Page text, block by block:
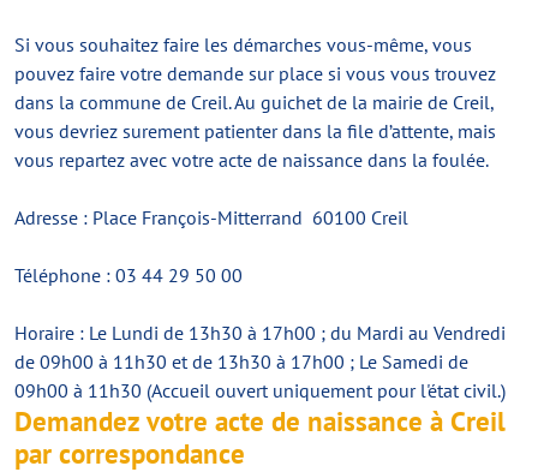
Si vous souhaitez faire les démarches vous-même, vous
pouvez faire votre demande sur place si vous vous trouvez
dans la commune de Creil. Au guichet de la mairie de Creil,
vous devriez surement patienter dans la file d’attente, mais
vous repartez avec votre acte de naissance dans la foulée.
Adresse : Place François-Mitterrand 60100 Creil
Téléphone : 03 44 29 50 00
Horaire : Le Lundi de 13h30 à 17h00 ; du Mardi au Vendredi
de 09h00 à 11h30 et de 13h30 à 17h00 ; Le Samedi de
09h00 à 11h30 (Accueil ouvert uniquement pour l'état civil.)
Demandez votre acte de naissance à Creil
par correspondance